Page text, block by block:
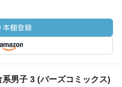
男子 3 (バーズコミックス)